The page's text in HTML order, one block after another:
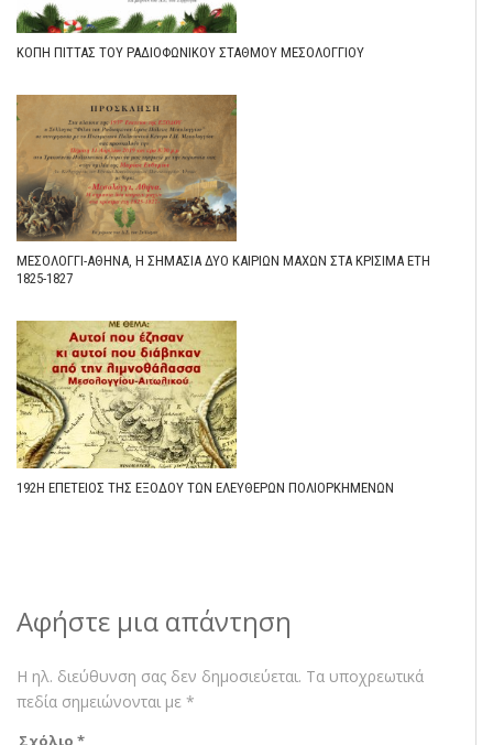
ΚΟΠΉ ΠΊΤΤΑΣ ΤΟΥ ΡΑΔΙΟΦΩΝΙΚΟΎ ΣΤΑΘΜΟΎ ΜΕΣΟΛΟΓΓΊΟΥ
ΜΕΣΟΛΌΓΓΙ-ΑΘΉΝΑ, Η ΣΗΜΑΣΊΑ ΔΎΟ ΚΑΊΡΙΩΝ ΜΑΧΏΝ ΣΤΑ ΚΡΊΣΙΜΑ ΈΤΗ
1825-1827
192Η ΕΠΈΤΕΙΟΣ ΤΗΣ ΕΞΌΔΟΥ ΤΩΝ ΕΛΕΥΘΈΡΩΝ ΠΟΛΙΟΡΚΗΜΈΝΩΝ
Αφήστε μια απάντηση
Η ηλ. διεύθυνση σας δεν δημοσιεύεται. Τα υποχρεωτικά
πεδία σημειώνονται με *
Σχόλιο *